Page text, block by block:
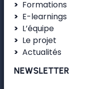
Formations
E-learnings
L’équipe
Le projet
Actualités
NEWSLETTER